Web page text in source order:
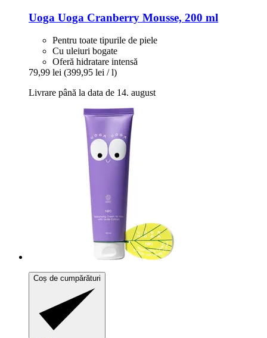
Uoga Uoga Cranberry Mousse, 200 ml
Pentru toate tipurile de piele
Cu uleiuri bogate
Oferă hidratare intensă
79,99 lei (399,95 lei / l)
Livrare până la data de 14. august
Coș de cumpărături